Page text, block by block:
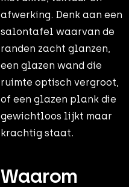
afwerking. Denk aan een
salontafel waarvan de
randen zacht glanzen,
een glazen wand die
ruimte optisch vergroot,
of een glazen plank die
gewichtloos lijkt maar
krachtig staat.
Waarom